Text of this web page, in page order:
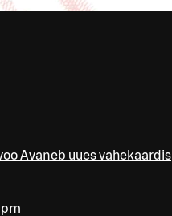
Avaneb uues vahekaardis